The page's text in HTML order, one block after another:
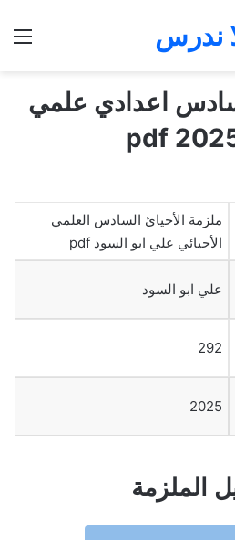
ندرس
سادس اعدادي علمي
ملزمة الأحيائ السادس العلمي
الأحيائي علي ابو السود pdf
علي ابو السود
292
2025
الملزمة